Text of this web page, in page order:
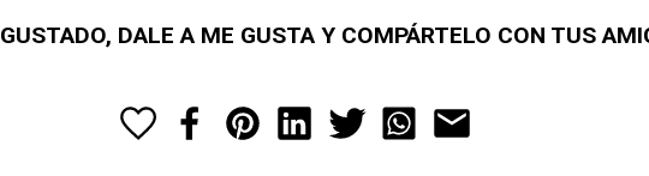
DALE A ME GUSTA Y COMPÁRTELO CON TUS